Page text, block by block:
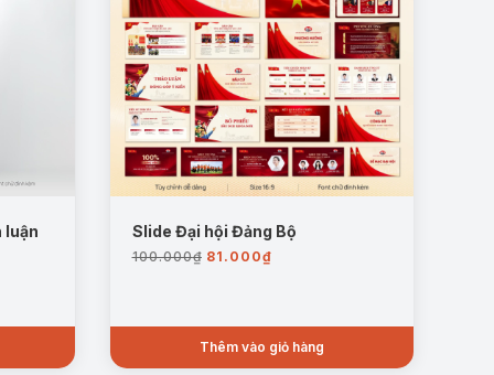
luận Slide Đại hội Đảng Bộ
100.000₫ Giá
81.000₫
81.000₫.
Thêm vào giỏ hàng